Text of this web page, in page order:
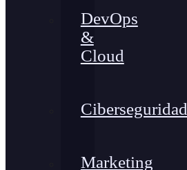
DevOps
&
Cloud
Ciberseguridad
Marketing